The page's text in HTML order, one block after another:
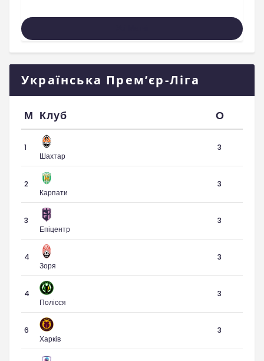
Українська Прем’єр-Ліга
М Клуб О
1
Шахтар
3
2
Карпати
3
3
Епіцентр
3
4
Зоря
3
4
Полісся
3
6
Харків
3